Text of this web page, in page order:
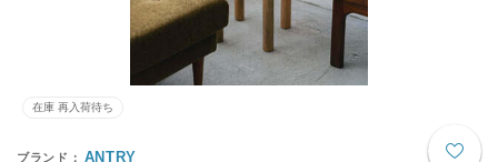
在庫 再入荷待ち
ANTRY